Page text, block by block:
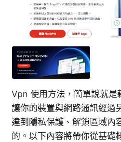
Vpn 使用方法，簡單說就是
讓你的裝置與網路通訊經過
達到隱私保護、解鎖區域內
的。以下內容將帶你從基礎